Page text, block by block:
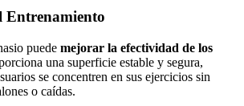
Entrenamiento
puede mejorar la efectividad de los
una superficie estable y segura,
se concentren en sus ejercicios sin
o caídas.